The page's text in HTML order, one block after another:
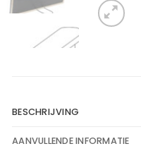
BESCHRIJVING
AANVULLENDE INFORMATIE